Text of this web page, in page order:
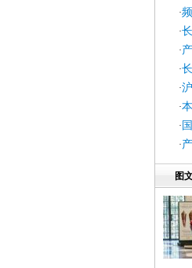
·
·
·
·
·
·
·
·
图